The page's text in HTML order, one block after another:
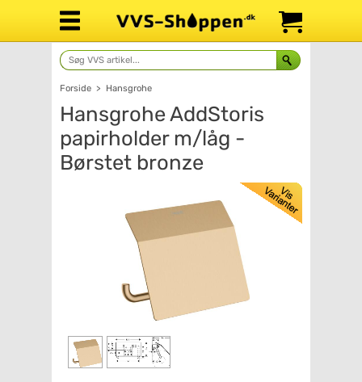
Forside > Hansgrohe
Hansgrohe AddStoris
papirholder m/låg -
Børstet bronze